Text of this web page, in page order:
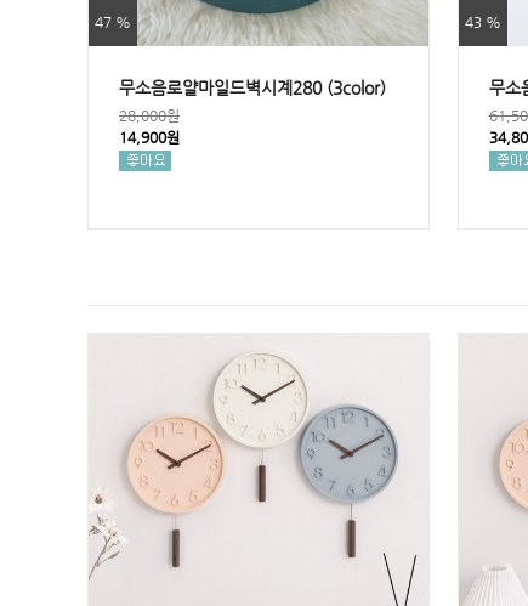
47 %
무소음로얄마일드벽시계280 (3color)
28,000원
14,900원
43 %
무소